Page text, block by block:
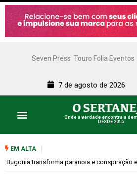
Seven Press Touro Folia Eventos
7 de agosto de 2026
Onde a verdade encontra a
DESDE 2015
EM ALTA
Bugonia transforma paranoia e conspiração